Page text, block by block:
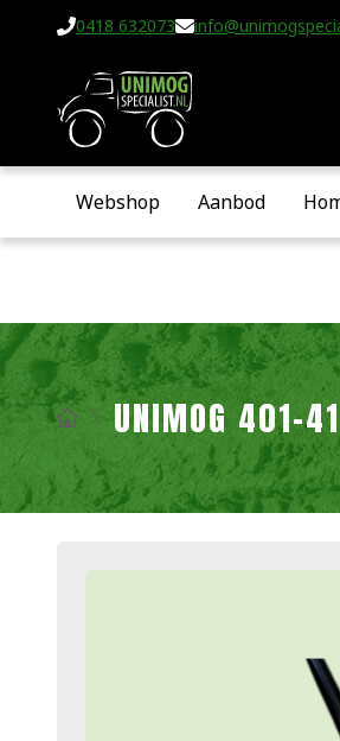
0418 632073
Webshop Aanbod
UNIMOG 401-